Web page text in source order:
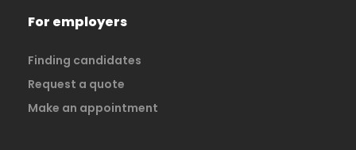
For employers
Finding candidates
Request a quote
Make an appointment